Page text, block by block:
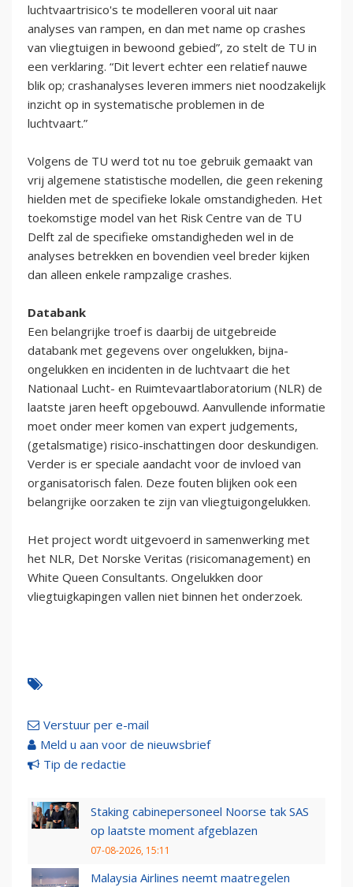
luchtvaartrisico's te modelleren vooral uit naar
analyses van rampen, en dan met name op crashes
van vliegtuigen in bewoond gebied”, zo stelt de TU in
een verklaring. “Dit levert echter een relatief nauwe
blik op; crashanalyses leveren immers niet noodzakelijk
inzicht op in systematische problemen in de
luchtvaart.”
Volgens de TU werd tot nu toe gebruik gemaakt van
vrij algemene statistische modellen, die geen rekening
hielden met de specifieke lokale omstandigheden. Het
toekomstige model van het Risk Centre van de TU
Delft zal de specifieke omstandigheden wel in de
analyses betrekken en bovendien veel breder kijken
dan alleen enkele rampzalige crashes.
Databank
Een belangrijke troef is daarbij de uitgebreide
databank met gegevens over ongelukken, bijna-
ongelukken en incidenten in de luchtvaart die het
Nationaal Lucht- en Ruimtevaartlaboratorium (NLR) de
laatste jaren heeft opgebouwd. Aanvullende informatie
moet onder meer komen van expert judgements,
(getalsmatige) risico-inschattingen door deskundigen.
Verder is er speciale aandacht voor de invloed van
organisatorisch falen. Deze fouten blijken ook een
belangrijke oorzaken te zijn van vliegtuigongelukken.
Het project wordt uitgevoerd in samenwerking met
het NLR, Det Norske Veritas (risicomanagement) en
White Queen Consultants. Ongelukken door
vliegtuigkapingen vallen niet binnen het onderzoek.
Verstuur per e-mail
Meld u aan voor de nieuwsbrief
Tip de redactie
Staking cabinepersoneel Noorse tak SAS
op laatste moment afgeblazen
07-08-2026, 15:11
Malaysia Airlines neemt maatregelen